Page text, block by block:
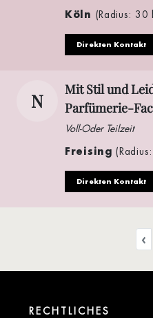
Köln (Radius: 30
Direkten Kontakt
N
Mit Stil und
Parfümerie-
Voll-Oder Teilzeit
Freising
Direkten Kontakt
‹
RECHTLICHES